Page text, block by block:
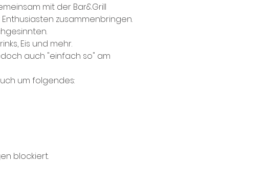
mit der Bar&Grill
zusammenbringen.
Eis und mehr.
auch "einfach so" am
um folgendes:
blockiert.